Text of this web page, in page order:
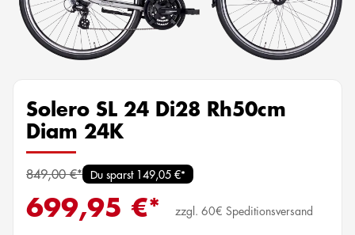
Solero SL 24 Di28 Rh50cm
Diam 24K
849,00 €* Du sparst 149,05 €*
699,95 €* zzgl. 60€ Speditionsversand